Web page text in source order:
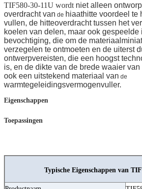
TIF580-30-11U wordt niet alleen
overdracht van de hiaathitte voordeel te
vullen, de hitteoverdracht tussen het
koelen van delen, maar ook gespeelde
bevochtiging, die om de
verzegelen te ontmoeten en de uiterst
ontwerpvereisten, die een hoogst
is, en de dikte van de brede waaier
ook een uitstekend materiaal van de
warmtegeleidingsvermogenvuller.
Eigenschappen
Toepassingen
Typische Eigenschappen van